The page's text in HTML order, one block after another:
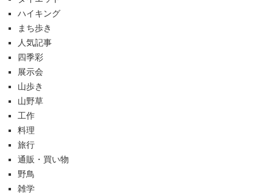
ハイキング
まち歩き
人気記事
四季彩
展示会
山歩き
山野草
工作
料理
旅行
通販・買い物
野鳥
雑学